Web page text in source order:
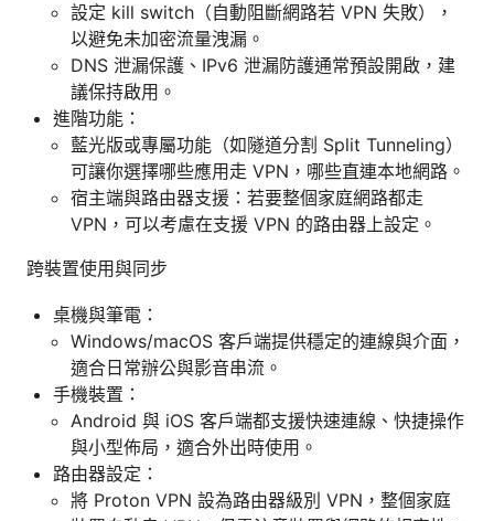
設定 kill switch（自動阻斷網路若 VPN 失敗），
以避免未加密流量洩漏。
DNS 泄漏保護、IPv6 泄漏防護通常預設開啟，建
議保持啟用。
進階功能：
藍光版或專屬功能（如隧道分割 Split Tunneling）
可讓你選擇哪些應用走 VPN，哪些直連本地網路。
宿主端與路由器支援：若要整個家庭網路都走
VPN，可以考慮在支援 VPN 的路由器上設定。
跨裝置使用與同步
桌機與筆電：
Windows/macOS 客戶端提供穩定的連線與介面，
適合日常辦公與影音串流。
手機裝置：
Android 與 iOS 客戶端都支援快速連線、快捷操作
與小型佈局，適合外出時使用。
路由器設定：
將 Proton VPN 設為路由器級別 VPN，整個家庭